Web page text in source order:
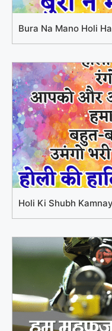
Bura Na Mano Holi
Holi Ki Shubh